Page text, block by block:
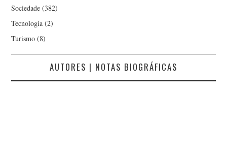
Sociedade (382)
Tecnologia (2)
Turismo (8)
AUTORES | NOTAS BIOGRÁFICAS